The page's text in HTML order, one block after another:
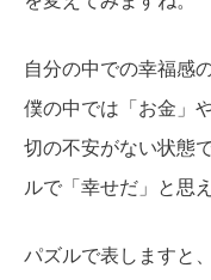
自分の中での幸福感
僕の中では「お金」
切の不安がない状態
ルで「幸せだ」と思
パズルで表しますと、